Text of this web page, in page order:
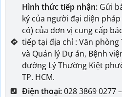
Hình thức tiếp nhận: Gửi
ký của người đại diện
có) của đơn vị cung cấp
tiếp tại địa chỉ : Văn
và Quản lý Dự án, Bệnh
đường Lý Thường Kiệt
TP. HCM.
Điện thoại:028 3869 0277